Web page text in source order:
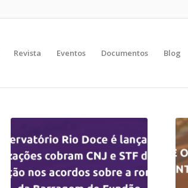
Revista Eventos Documentos Blog